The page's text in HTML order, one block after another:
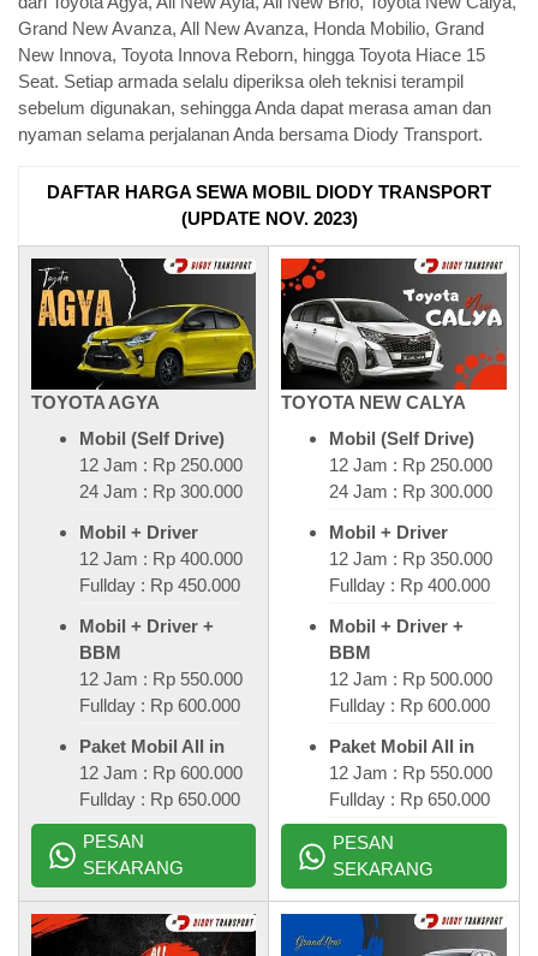
Grand New Avanza, All New Avanza, Honda Mobilio, Grand
New Innova, Toyota Innova Reborn, hingga Toyota Hiace 15
Seat. Setiap armada selalu diperiksa oleh teknisi terampil
sebelum digunakan, sehingga Anda dapat merasa aman dan
nyaman selama perjalanan Anda bersama Diody Transport.
DAFTAR HARGA SEWA MOBIL DIODY TRANSPORT
(UPDATE NOV. 2023)
TOYOTA AGYA
Mobil (Self Drive)
12 Jam : Rp 250.000
24 Jam : Rp 300.000
Mobil + Driver
12 Jam : Rp 400.000
Fullday : Rp 450.000
Mobil + Driver +
BBM
12 Jam : Rp 550.000
Fullday : Rp 600.000
Paket Mobil All in
12 Jam : Rp 600.000
Fullday : Rp 650.000
PESAN
SEKARANG
TOYOTA NEW CALYA
Mobil (Self Drive)
12 Jam : Rp 250.000
24 Jam : Rp 300.000
Mobil + Driver
12 Jam : Rp 350.000
Fullday : Rp 400.000
Mobil + Driver +
BBM
12 Jam : Rp 500.000
Fullday : Rp 600.000
Paket Mobil All in
12 Jam : Rp 550.000
Fullday : Rp 650.000
PESAN
SEKARANG